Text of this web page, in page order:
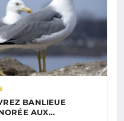
BANLIEUE
AUX…